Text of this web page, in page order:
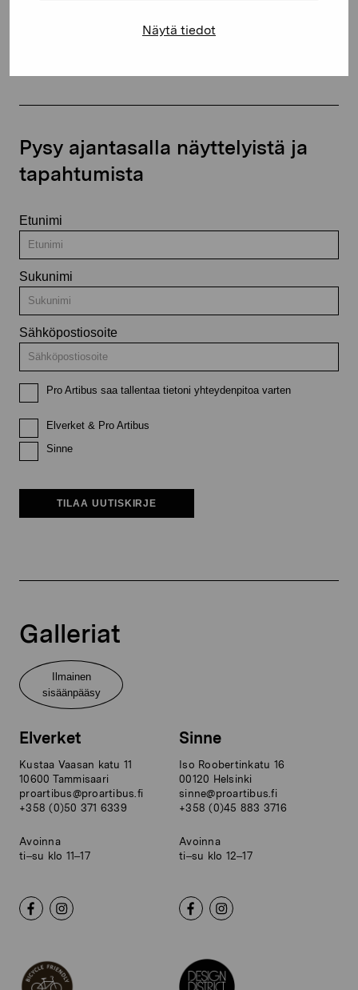
Näytä tiedot
Pysy ajantasalla näyttelyistä ja
tapahtumista
Etunimi
Sukunimi
Sähköpostiosoite
Pro Artibus saa tallentaa tietoni yhteydenpitoa varten
Elverket & Pro Artibus
Sinne
TILAA UUTISKIRJE
Galleriat
Ilmainen
sisäänpääsy
Elverket
Kustaa Vaasan katu 11
10600 Tammisaari
proartibus@proartibus.fi
+358 (0)50 371 6339
Avoinna
ti–su klo 11–17
Sinne
Iso Roobertinkatu 16
00120 Helsinki
sinne@proartibus.fi
+358 (0)45 883 3716
Avoinna
ti–su klo 12–17